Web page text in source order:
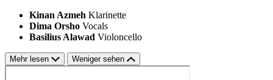
Kinan Azmeh Klarinette
Dima Orsho Vocals
Basilius Alawad Violoncello
Mehr lesen Weniger sehen